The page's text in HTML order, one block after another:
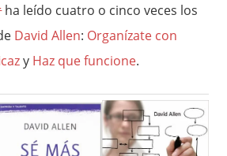
ha leído cuatro o cinco veces los
David Allen: Organízate con
y Haz que funcione.